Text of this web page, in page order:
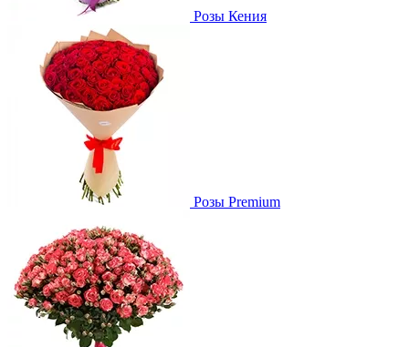
Розы Кения
Розы Premium